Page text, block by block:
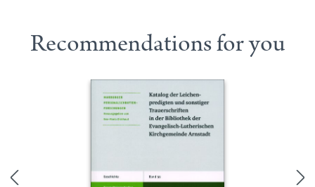
Recommendations for you